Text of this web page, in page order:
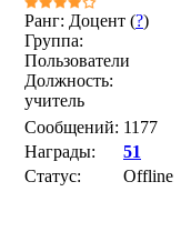
Ранг: Доцент (?)
Группа:
Пользователи
Должность:
учитель
Сообщений: 1177
Награды:
51
Статус:
Offline